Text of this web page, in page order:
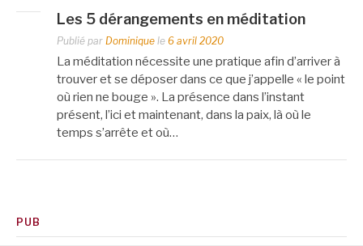
Les 5 dérangements en méditation
Publié par Dominique le 6 avril 2020
La méditation nécessite une pratique afin d’arriver à
trouver et se déposer dans ce que j’appelle « le point
où rien ne bouge ». La présence dans l’instant
présent, l’ici et maintenant, dans la paix, là où le
temps s’arrête et où…
PUB